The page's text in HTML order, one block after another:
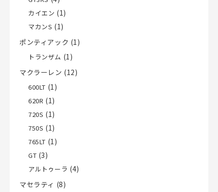
カイエン (1)
マカンS (1)
ポンティアック (1)
トランザム (1)
マクラーレン (12)
600LT (1)
620R (1)
720S (1)
750S (1)
765LT (1)
GT (3)
アルトゥーラ (4)
マセラティ (8)